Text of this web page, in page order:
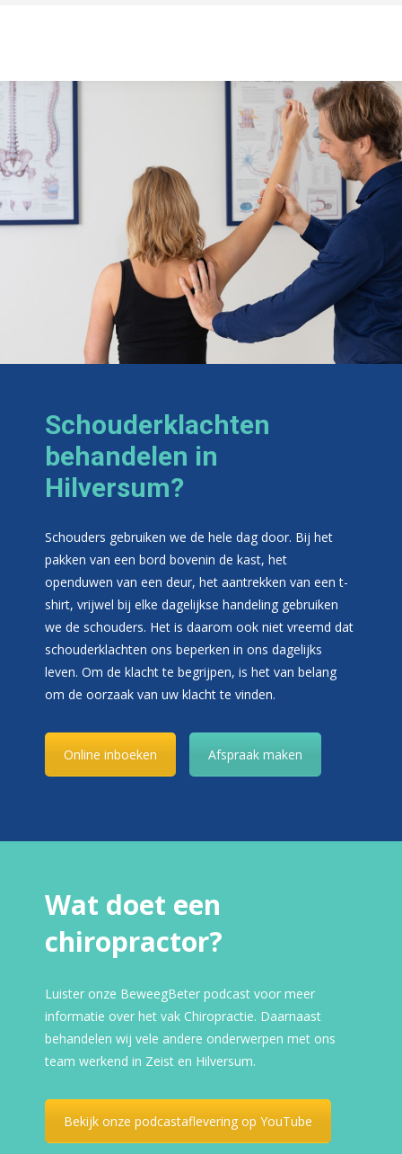
Schouderklachten
behandelen in
Hilversum?
Schouders gebruiken we de hele dag door. Bij het
pakken van een bord bovenin de kast, het
openduwen van een deur, het aantrekken van een t-
shirt, vrijwel bij elke dagelijkse handeling gebruiken
we de schouders. Het is daarom ook niet vreemd dat
schouderklachten ons beperken in ons dagelijks
leven. Om de klacht te begrijpen, is het van belang
om de oorzaak van uw klacht te vinden.
Online inboeken Afspraak maken
Wat doet een
chiropractor?
Luister onze BeweegBeter podcast voor meer
informatie over het vak Chiropractie. Daarnaast
behandelen wij vele andere onderwerpen met ons
team werkend in Zeist en Hilversum.
Bekijk onze podcastaflevering op YouTube